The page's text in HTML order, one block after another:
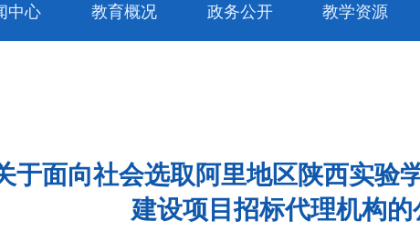
中心 教育概况 政务公开 教学资源
于面向社会选取阿里地区陕西实验
建设项目招标代理机构的